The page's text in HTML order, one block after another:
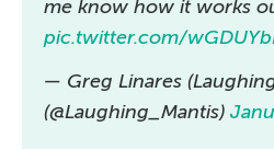
me know how it works
pic.twitter.com/
— Greg Linares
(@Laughing_Mantis)